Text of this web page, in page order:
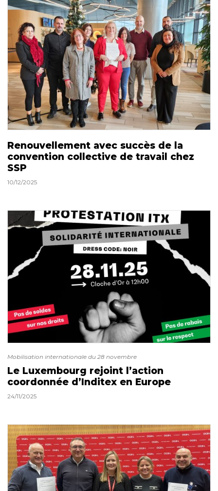
Renouvellement avec succès de la
convention collective de travail chez
SSP
10/12/2025
Mobilisation internationale du 28 novembre
Le Luxembourg rejoint l’action
coordonnée d’Inditex en Europe
24/11/2025